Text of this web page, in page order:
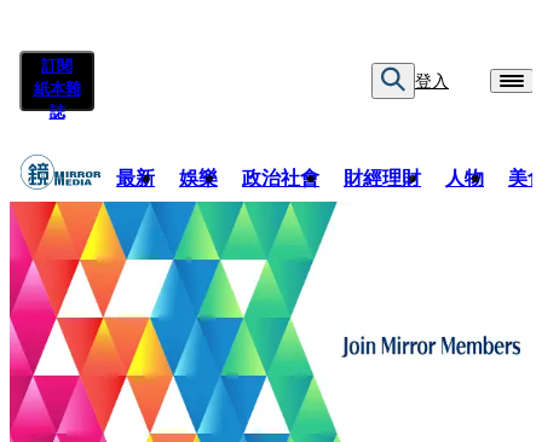
訂閱
紙本雜
誌
登入
最新 娛樂 政治社會 財經理財 人物 美